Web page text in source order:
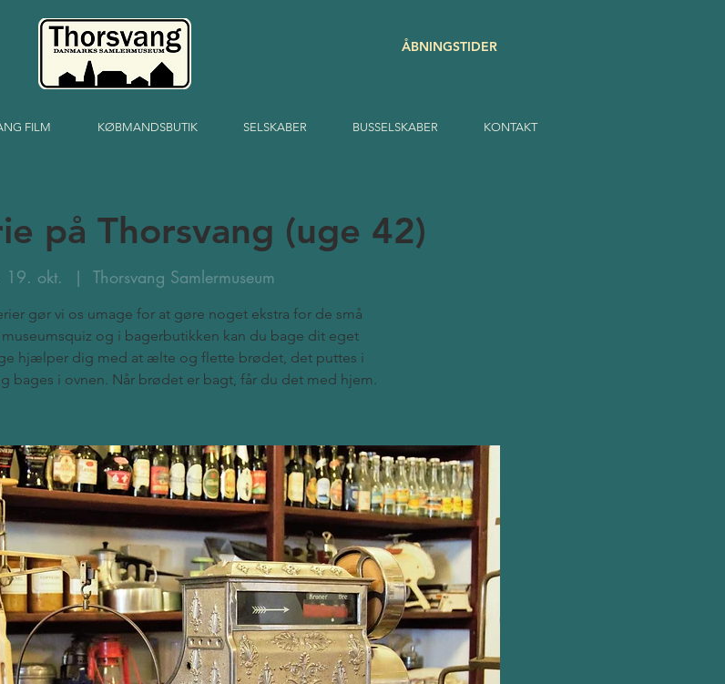
ÅBNINGSTIDER
FILM KØBMANDSBUTIK SELSKABER BUSSELSKABER KONTAKT
på Thorsvang (uge 42)
19. okt.
  |
Thorsvang Samlermuseum
gør vi os umage for at gøre noget ekstra for de små
og i bagerbutikken kan du bage dit eget
hjælper dig med at ælte og flette brødet, det puttes i
bages i ovnen. Når brødet er bagt, får du det med hjem.